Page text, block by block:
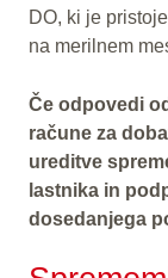
DO, ki je
na merilnem
Če odpovedi
račune za
ureditve
lastnika in
dosedanjega